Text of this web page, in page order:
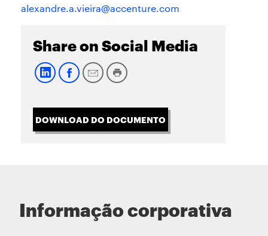
alexandre.a.vieira@accenture.com
Share on Social Media
DOWNLOAD DO DOCUMENTO
Informação corporativa